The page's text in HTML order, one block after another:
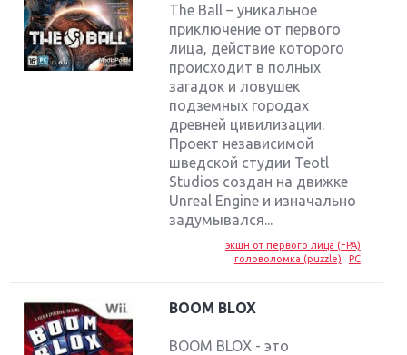
The Ball – уникальное
приключение от первого
лица, действие которого
происходит в полных
загадок и ловушек
подземных городах
древней цивилизации.
Проект независимой
шведской студии Teotl
Studios создан на движке
Unreal Engine и изначально
задумывался...
экшн от первого лица (FPA)
головоломка (puzzle)
PC
BOOM BLOX
BOOM BLOX - это